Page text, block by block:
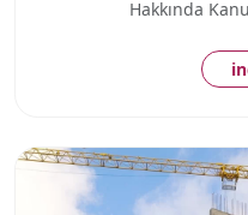
Hakkında